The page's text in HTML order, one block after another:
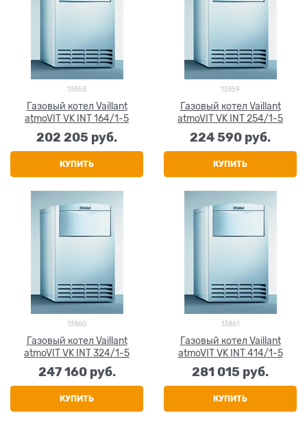
13858
Газовый котел Vaillant
atmoVIT VK INT 164/1-5
202 205 руб.
КУПИТЬ
13859
Газовый котел Vaillant
atmoVIT VK INT 254/1-5
224 590 руб.
КУПИТЬ
13860
Газовый котел Vaillant
atmoVIT VK INT 324/1-5
247 160 руб.
КУПИТЬ
13861
Газовый котел Vaillant
atmoVIT VK INT 414/1-5
281 015 руб.
КУПИТЬ